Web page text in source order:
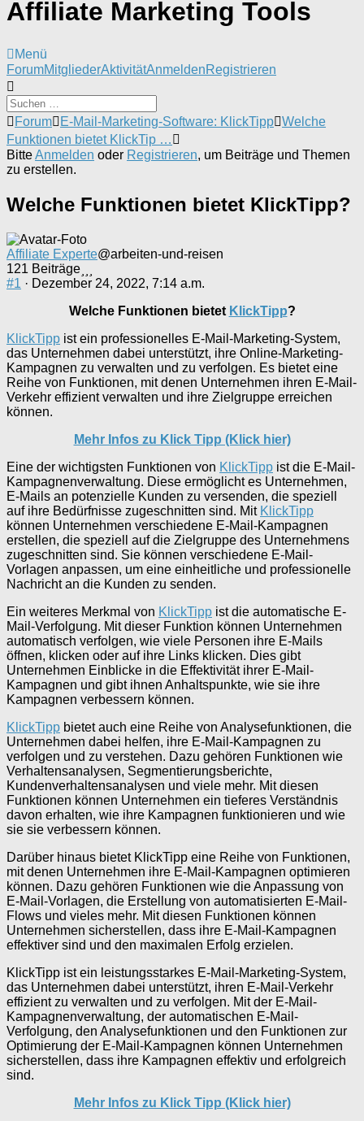
Affiliate Marketing Tools
Menü
Forum-
Navigation
ForumMitgliederAktivitätAnmeldenRegistrieren
Forum-
Breadcrumbs
-
Du
bist
Forum E-Mail-Marketing-Software: KlickTipp Welche
Funktionen bietet KlickTip …
BitteAnmelden oder Registrieren, um Beiträge und Themen
zu erstellen.
Welche Funktionen bietet KlickTipp?
Affiliate Experte@arbeiten-und-reisen
121 Beiträge
#1 · Dezember 24, 2022, 7:14 a.m.
Welche Funktionen bietet KlickTipp?
KlickTipp ist ein professionelles E-Mail-Marketing-System,
das Unternehmen dabei unterstützt, ihre Online-Marketing-
Kampagnen zu verwalten und zu verfolgen. Es bietet eine
Reihe von Funktionen, mit denen Unternehmen ihren E-Mail-
Verkehr effizient verwalten und ihre Zielgruppe erreichen
können.
Mehr Infos zu Klick Tipp (Klick hier)
Eine der wichtigsten Funktionen von KlickTipp ist die E-Mail-
Kampagnenverwaltung. Diese ermöglicht es Unternehmen,
E-Mails an potenzielle Kunden zu versenden, die speziell
auf ihre Bedürfnisse zugeschnitten sind. Mit KlickTipp
können Unternehmen verschiedene E-Mail-Kampagnen
erstellen, die speziell auf die Zielgruppe des Unternehmens
zugeschnitten sind. Sie können verschiedene E-Mail-
Vorlagen anpassen, um eine einheitliche und professionelle
Nachricht an die Kunden zu senden.
Ein weiteres Merkmal von KlickTipp ist die automatische E-
Mail-Verfolgung. Mit dieser Funktion können Unternehmen
automatisch verfolgen, wie viele Personen ihre E-Mails
öffnen, klicken oder auf ihre Links klicken. Dies gibt
Unternehmen Einblicke in die Effektivität ihrer E-Mail-
Kampagnen und gibt ihnen Anhaltspunkte, wie sie ihre
Kampagnen verbessern können.
KlickTipp bietet auch eine Reihe von Analysefunktionen, die
Unternehmen dabei helfen, ihre E-Mail-Kampagnen zu
verfolgen und zu verstehen. Dazu gehören Funktionen wie
Verhaltensanalysen, Segmentierungsberichte,
Kundenverhaltensanalysen und viele mehr. Mit diesen
Funktionen können Unternehmen ein tieferes Verständnis
davon erhalten, wie ihre Kampagnen funktionieren und wie
sie sie verbessern können.
Darüber hinaus bietet KlickTipp eine Reihe von Funktionen,
mit denen Unternehmen ihre E-Mail-Kampagnen optimieren
können. Dazu gehören Funktionen wie die Anpassung von
E-Mail-Vorlagen, die Erstellung von automatisierten E-Mail-
Flows und vieles mehr. Mit diesen Funktionen können
Unternehmen sicherstellen, dass ihre E-Mail-Kampagnen
effektiver sind und den maximalen Erfolg erzielen.
KlickTipp ist ein leistungsstarkes E-Mail-Marketing-System,
das Unternehmen dabei unterstützt, ihren E-Mail-Verkehr
effizient zu verwalten und zu verfolgen. Mit der E-Mail-
Kampagnenverwaltung, der automatischen E-Mail-
Verfolgung, den Analysefunktionen und den Funktionen zur
Optimierung der E-Mail-Kampagnen können Unternehmen
sicherstellen, dass ihre Kampagnen effektiv und erfolgreich
sind.
Mehr Infos zu Klick Tipp (Klick hier)